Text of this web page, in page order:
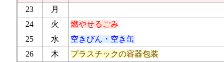
23
月
24
火
燃やせるごみ
25
水
空きびん・空き缶
26
木
プラスチックの容器包装